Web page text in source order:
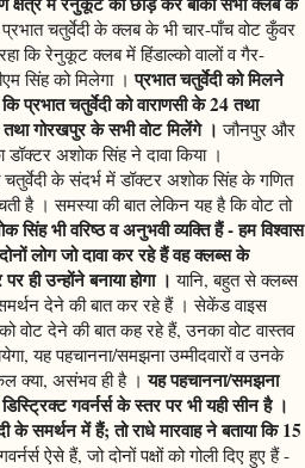
चतुर्वेदी के क्लब के भी चार-पाँच वोट कुँवर
कि रेनुकूट क्लब में हिंडाल्को वालों व गैर-
सिंह को मिलेगा ।प्रभात चतुर्वेदी को मिलने
प्रभात चतुर्वेदी को वाराणसी के 24 तथा
गोरखपुर के सभी वोट मिलेंगे । जौनपुर और
डॉक्टर अशोक सिंह ने दावा किया ।
के संदर्भ में डॉक्टर अशोक सिंह के गणित
है । समस्या की बात लेकिन यह है कि वोट तो
सिंह भी वरिष्ठ व अनुभवी व्यक्ति हैं - हम विश्वास
लोग जो दावा कर रहे हैं वह क्लब्स के
ही उन्होंने बनाया होगा । यानि, बहुत से क्लब्स
देने की बात कर रहे हैं । सेकेंड वाइस
वोट देने की बात कह रहे हैं, उनका वोट वास्तव
यह पहचानना/समझना उम्मीदवारों व उनके
क्या, असंभव ही है ।यह पहचानना/समझना
गवर्नर्स के स्तर पर भी यही सीन है ।
के समर्थन में हैं; तो राधे मारवाह ने बताया कि 15
ऐसे हैं, जो दोनों पक्षों को गोली दिए हुए हैं -